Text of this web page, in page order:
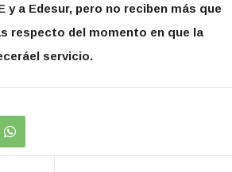
y a Edesur, pero no reciben más que
respecto del momento en que la
servicio.